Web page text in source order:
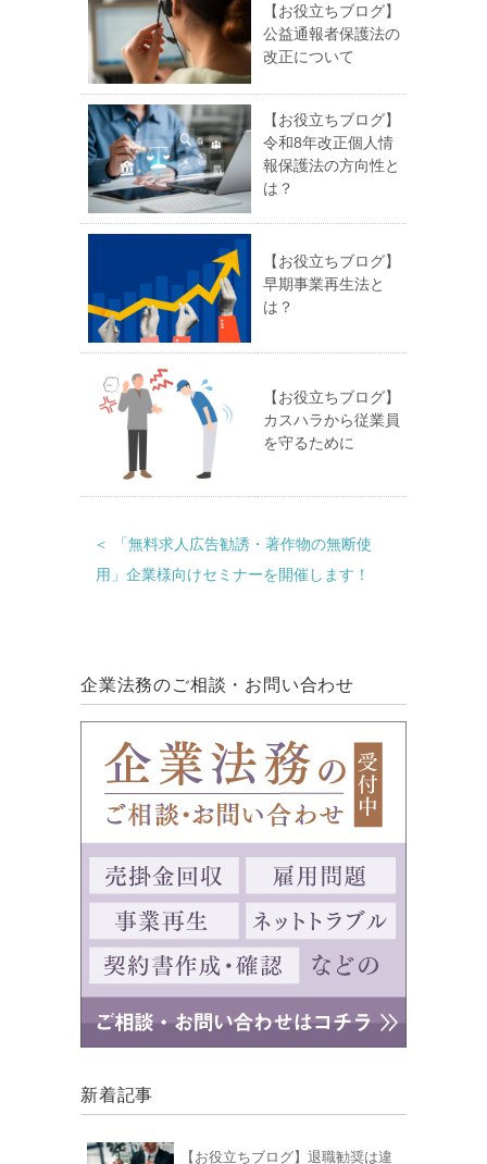
【お役立ちブログ】
公益通報者保護法の
改正について
【お役立ちブログ】
令和8年改正個人情
報保護法の方向性と
は？
【お役立ちブログ】
早期事業再生法と
は？
【お役立ちブログ】
カスハラから従業員
を守るために
＜ 「無料求人広告勧誘・著作物の無断使
用」企業様向けセミナーを開催します！
企業法務のご相談・お問い合わせ
新着記事
【お役立ちブログ】退職勧奨は違